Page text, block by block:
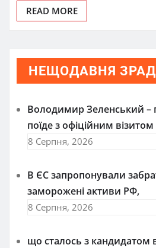
READ MORE
НЕЩОДАВНЯ
Володимир Зеленський –
поїде з офіційним візитом
8 Серпня, 2026
В ЄС запропонували
заморожені активи РФ,
8 Серпня, 2026
що сталось з кандидатом